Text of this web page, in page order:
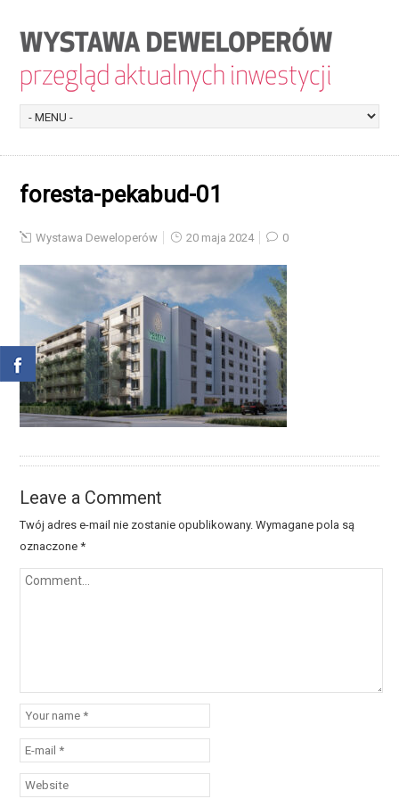
foresta-pekabud-01
Wystawa Deweloperów 20 maja 2024 0
Leave a Comment
Twój adres e-mail nie zostanie opublikowany. Wymagane pola są
oznaczone*